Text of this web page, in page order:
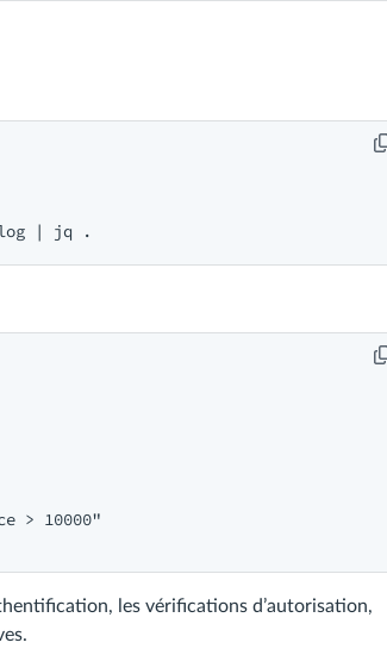
> 10000"
les vérifications d’autorisation,